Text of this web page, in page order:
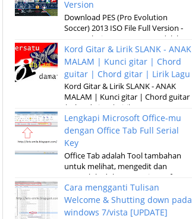
Version
Download PES (Pro Evolution
Soccer) 2013 ISO File Full Version -
Pro Evolution Soccer 2013 adalah
versi terbaru dari permainan
pertandinga...
Kord Gitar & Lirik SLANK - ANAK
MALAM | Kunci gitar | Chord
guitar | Chord gitar | Lirik Lagu
Kord Gitar & Lirik SLANK - ANAK
MALAM | Kunci gitar | Chord guitar
| Chord gitar | Lirik Lagu G D Em
Kubaru keluar malam Setelah sun...
Lengkapi Microsoft Office-mu
dengan Office Tab Full Serial
Key
Office Tab adalah Tool tambahan
untuk melihat, mengedit dan
mengelola dokumen, Microsoft
Office baik pada microsoft Word,
Excel, Powerpoint...
Cara mengganti Tulisan
Welcome & Shutting down pada
windows 7/vista [UPDATE]